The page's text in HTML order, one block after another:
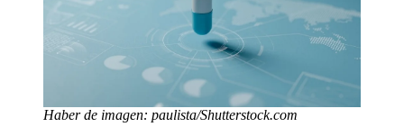
Haber de imagen: paulista/Shutterstock.com